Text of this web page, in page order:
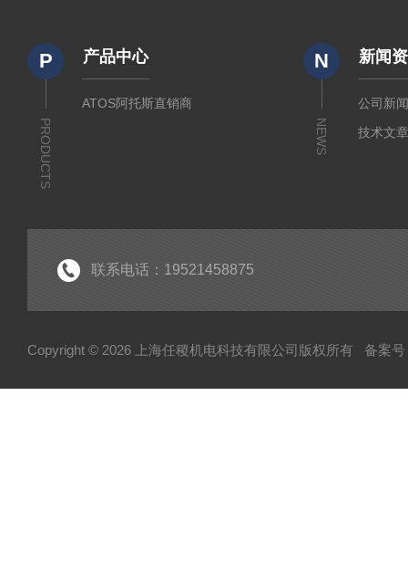
P
PRODUCTS
产品中心
ATOS阿托斯直销商
N
NEWS
新闻
公司新
技术文
联系电话：19521458875
Copyright © 2026 上海任稷机电科技有限公司版权所有 备案号